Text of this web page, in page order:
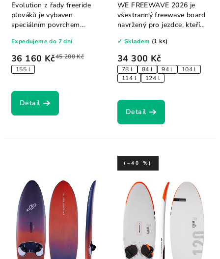
36 160 Kč45 200 Kč
155 l
Expedujeme do 7 dní
Detail
Evolution z řady freeride
plováků je vybaven
speciálním povrchem
34 300 Kč
78 l 84 l 94 l
104 l
114 l
124 l
✓ Skladem (1 ks)
Detail
WE FREEWAVE 2026 je
všestranný freewave board
navržený pro jezdce, kteří
(–40 %)